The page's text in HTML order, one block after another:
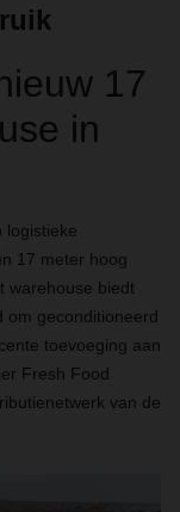
17
in
logistieke
17 meter hoog
warehouse biedt
om geconditioneerd
toevoeging aan
Fresh Food
van de